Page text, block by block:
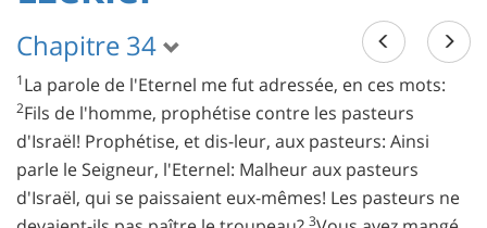
Chapitre 34
1La parole de l'Eternel me fut adressée, en ces mots:
2Fils de l'homme, prophétise contre les pasteurs
d'Israël! Prophétise, et dis-leur, aux pasteurs: Ainsi
parle le Seigneur, l'Eternel: Malheur aux pasteurs
d'Israël, qui se paissaient eux-mêmes! Les pasteurs ne
3